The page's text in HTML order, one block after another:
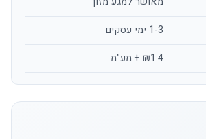
1-3 ימי עסקים
₪1.4 + מע"מ